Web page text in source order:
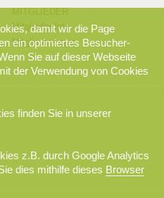
MITGLIEDER
Mitglieder-Info
Mitglieder-Login
damit wir die Page
ein optimiertes Besucher-
Sie auf dieser Webseite
der Verwendung von Cookies
finden Sie in unserer
z.B. durch Google Analytics
dies mithilfe dieses Browser